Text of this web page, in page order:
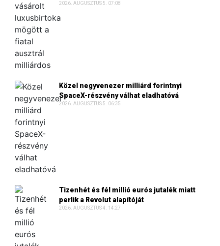
2026. AUGUSZTUS 5. 07:08
Közel negyvenezer milliárd forintnyi
SpaceX-részvény válhat eladhatóvá
2026. AUGUSZTUS 5. 06:35
Tizenhét és fél millió eurós jutalék miatt
perlik a Revolut alapítóját
2026. AUGUSZTUS 4. 14:27